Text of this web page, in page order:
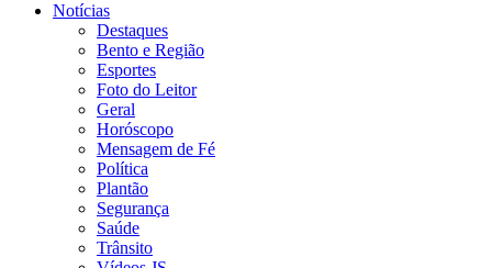
Notícias
Destaques
Bento e Região
Esportes
Foto do Leitor
Geral
Horóscopo
Mensagem de Fé
Política
Plantão
Segurança
Saúde
Trânsito